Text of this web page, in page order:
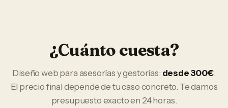
¿Cuánto cuesta?
Diseño web paraasesorías y gestorías: desde 300€.
El precio final depende de tu caso concreto. Te damos
presupuesto exacto en 24 horas.